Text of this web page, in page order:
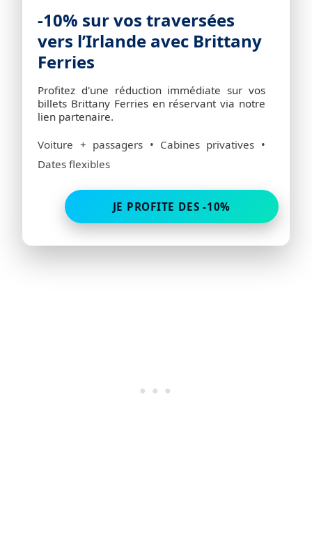
-10% sur vos traversées
vers l’Irlande avec Brittany
Ferries
Profitez d'une réduction immédiate sur vos
billets Brittany Ferries en réservant via notre
lien partenaire.
Voiture + passagers • Cabines privatives •
Dates flexibles
JE PROFITE DES -10%